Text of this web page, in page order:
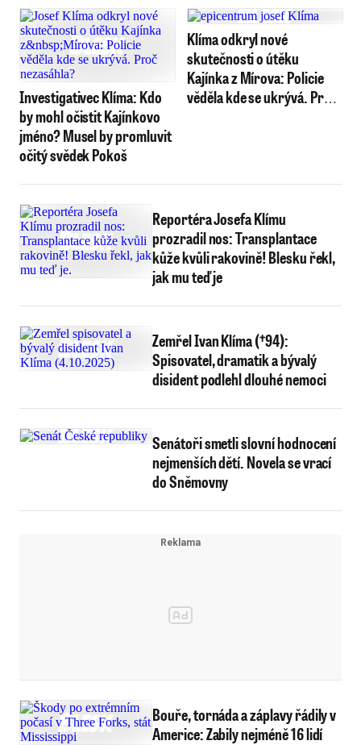
Investigativec Klíma: Kdo
by mohl očistit Kajínkovo
jméno? Musel by promluvit
očitý svědek Pokoš
Klíma odkryl nové
skutečnosti o útěku
Kajínka z Mírova: Policie
věděla kde se ukrývá. Proč
Reportéra Josefa Klímu
prozradil nos: Transplantace
kůže kvůli rakovině! Blesku řekl,
jak mu teď je
Zemřel Ivan Klíma (†94):
Spisovatel, dramatik a bývalý
disident podlehl dlouhé nemoci
Senátoři smetli slovní hodnocení
nejmenších dětí. Novela se vrací
do Sněmovny
Bouře, tornáda a záplavy řádily v
Americe: Zabily nejméně 16 lidí